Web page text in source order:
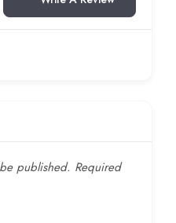
published. Required